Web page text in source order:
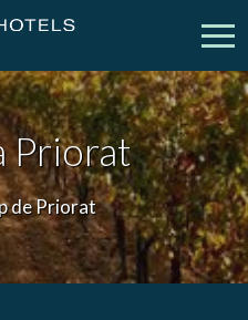
Escapades
Empreses
Descobreix Catalunya
Priorat
de Priorat